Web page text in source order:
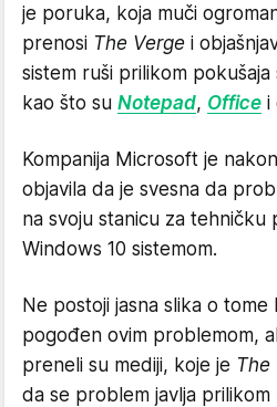
je poruka, koja muči
prenosi The Verge i
sistem ruši prilikom
kao što su Notepad, Office i
Kompanija Microsoft je
objavila da je svesna da
na svoju stanicu za tehničku
Windows 10 sistemom.
Ne postoji jasna slika o
pogođen ovim problemom,
preneli su mediji, koje je The
da se problem javlja prilikom